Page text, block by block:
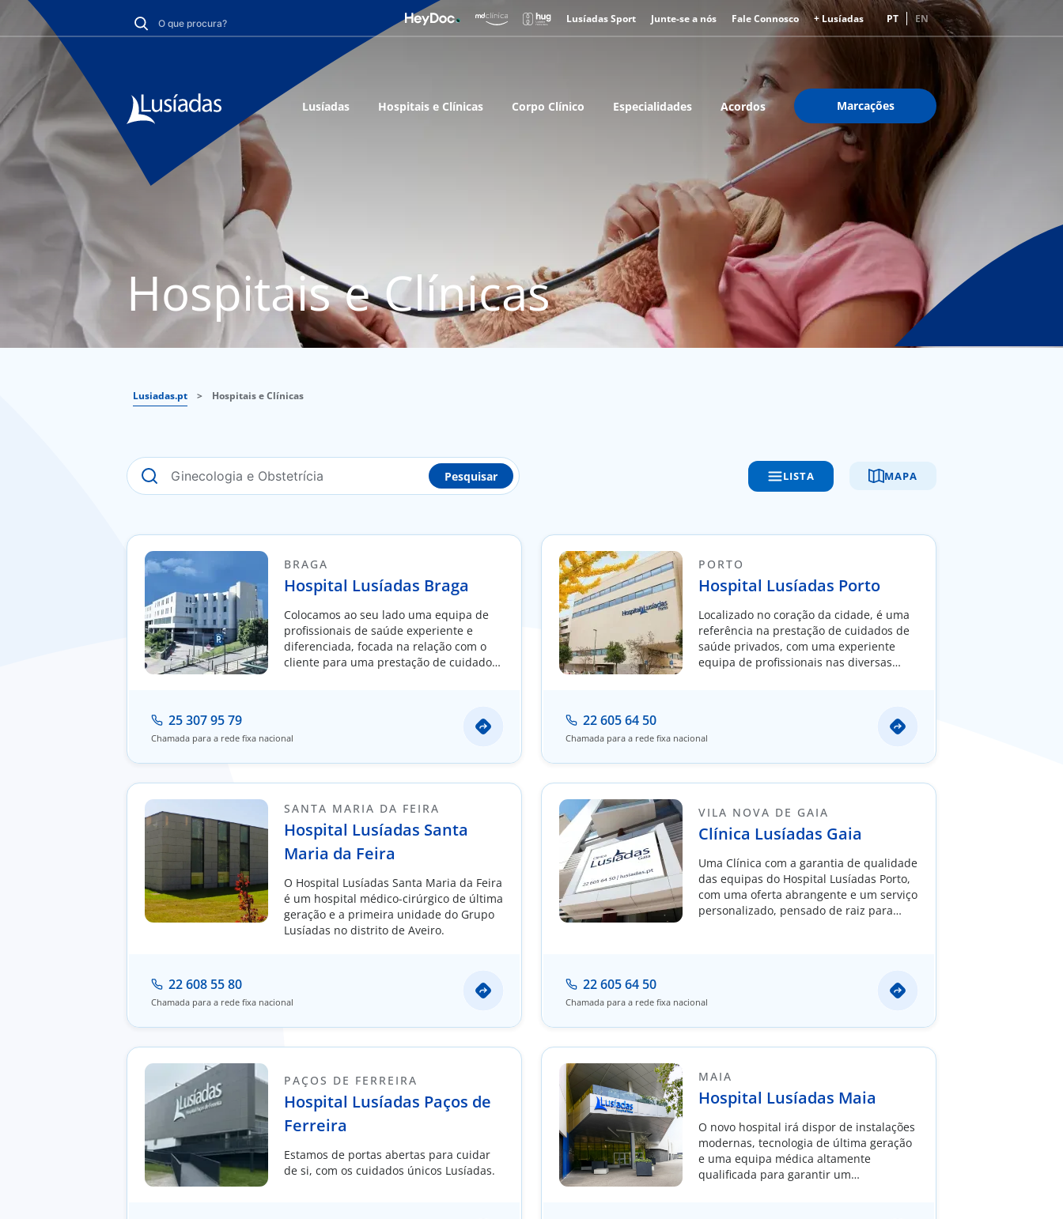
Lusíadas Sport Junte-se a nós Fale Connosco + Lusíadas PT EN
Lusíadas Hospitais e Clínicas Corpo Clínico Especialidades Acordos Marcações
Hospitais e Clínicas
Lusiadas.pt > Hospitais e Clínicas
Pesquisar LISTA MAPA
BRAGA
Hospital Lusíadas Braga
Colocamos ao seu lado uma equipa de
profissionais de saúde experiente e
diferenciada, focada na relação com o
cliente para uma prestação de cuidados
25 307 95 79
Chamada para a rede fixa nacional
PORTO
Hospital Lusíadas Porto
Localizado no coração da cidade, é uma
referência na prestação de cuidados de
saúde privados, com uma experiente
equipa de profissionais nas diversas
22 605 64 50
Chamada para a rede fixa nacional
SANTA MARIA DA FEIRA
Hospital Lusíadas Santa
Maria da Feira
O Hospital Lusíadas Santa Maria da Feira
é um hospital médico-cirúrgico de última
geração e a primeira unidade do Grupo
Lusíadas no distrito de Aveiro.
22 608 55 80
Chamada para a rede fixa nacional
VILA NOVA DE GAIA
Clínica Lusíadas Gaia
Uma Clínica com a garantia de qualidade
das equipas do Hospital Lusíadas Porto,
com uma oferta abrangente e um serviço
personalizado, pensado de raiz para
22 605 64 50
Chamada para a rede fixa nacional
PAÇOS DE FERREIRA
Hospital Lusíadas Paços de
Ferreira
Estamos de portas abertas para cuidar
de si, com os cuidados únicos Lusíadas.
MAIA
Hospital Lusíadas Maia
O novo hospital irá dispor de instalações
modernas, tecnologia de última geração
e uma equipa médica altamente
qualificada para garantir um